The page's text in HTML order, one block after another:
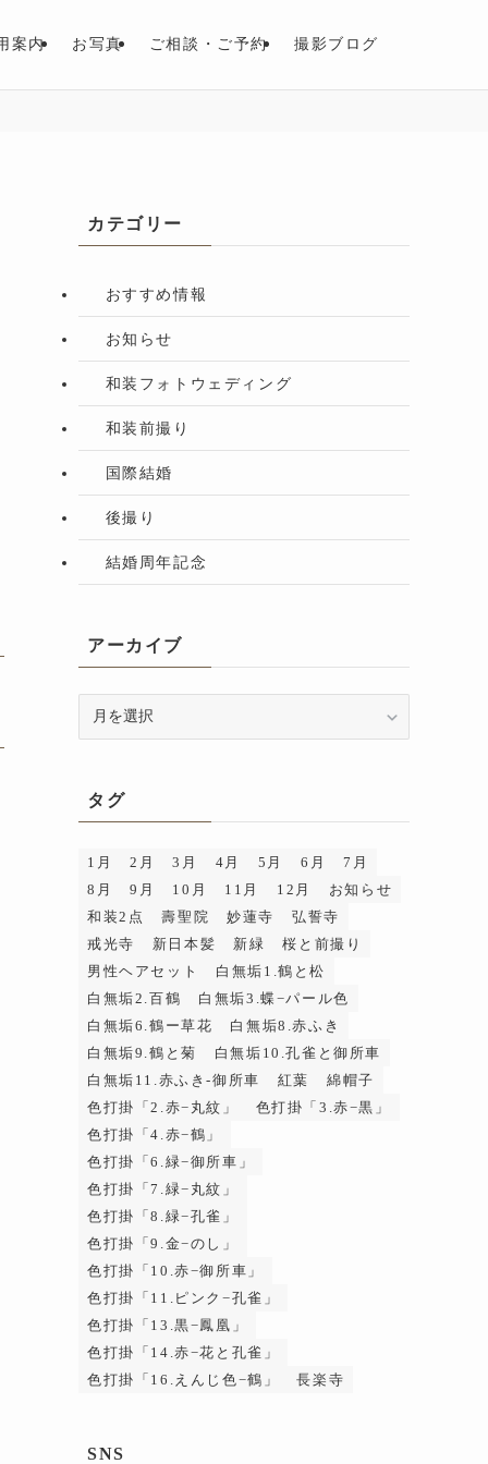
案内 お写真 ご相談・ご予約 撮影ブログ
カテゴリー
おすすめ情報
お知らせ
和装フォトウェディング
和装前撮り
国際結婚
後撮り
結婚周年記念
アーカイブ
ー
ブタグ
1月 2月 3月 4月 5月 6月
7月
8月
9月 10月 11月 12月
お知らせ
和装2点
壽聖院 妙蓮寺
弘誓寺
戒光寺
新日本髪 新緑
桜と前撮り
男性ヘアセット
白無垢1.鶴と松
白無垢2.百鶴
白無垢3.蝶−パール色
白無垢6.鶴ー草花
白無垢8.赤ふき
白無垢9.鶴と菊
白無垢10.孔雀と御所車
白無垢11.赤ふき-御所車
紅葉
綿帽子
色打掛「2.赤−丸紋」
色打掛「3.赤−黒」
色打掛「4.赤−鶴」
色打掛「6.緑−御所車」
色打掛「7.緑−丸紋」
色打掛「8.緑−孔雀」
色打掛「9.金−のし」
色打掛「10.赤−御所車」
色打掛「11.ピンク−孔雀」
色打掛「13.黒−鳳凰」
色打掛「14.赤−花と孔雀」
色打掛「16.えんじ色−鶴」
長楽寺
SNS